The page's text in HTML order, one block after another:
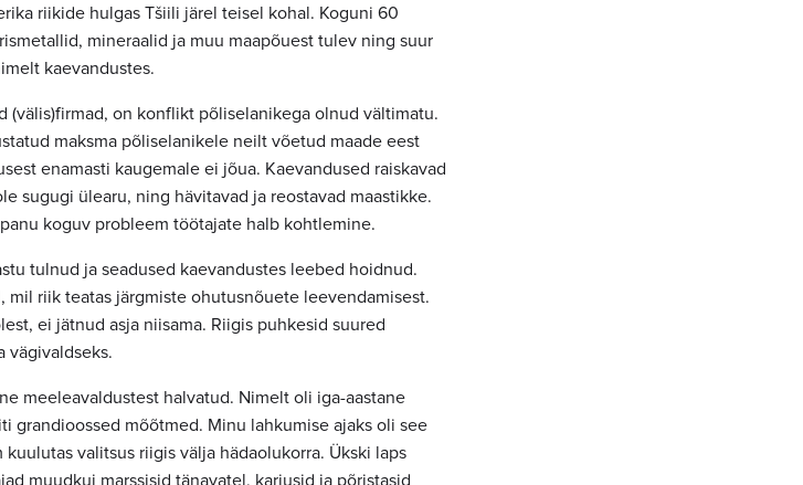
riikide hulgas Tšiili järel teisel kohal. Koguni 60
mineraalid ja muu maapõuest tulev ning suur
kaevandustes.
(välis)firmad, on konflikt põliselanikega olnud vältimatu.
maksma põliselanikele neilt võetud maade eest
enamasti kaugemale ei jõua. Kaevandused raiskavad
sugugi ülearu, ning hävitavad ja reostavad maastikke.
koguv probleem töötajate halb kohtlemine.
tulnud ja seadused kaevandustes leebed hoidnud.
riik teatas järgmiste ohutusnõuete leevendamisest.
ei jätnud asja niisama. Riigis puhkesid suured
vägivaldseks.
meeleavaldustest halvatud. Nimelt oli iga-aastane
grandioossed mõõtmed. Minu lahkumise ajaks oli see
valitsus riigis välja hädaolukorra. Ükski laps
muudkui marssisid tänavatel, karjusid ja põristasid